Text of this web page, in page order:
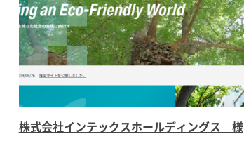
株式会社インテックスホールディングス 様